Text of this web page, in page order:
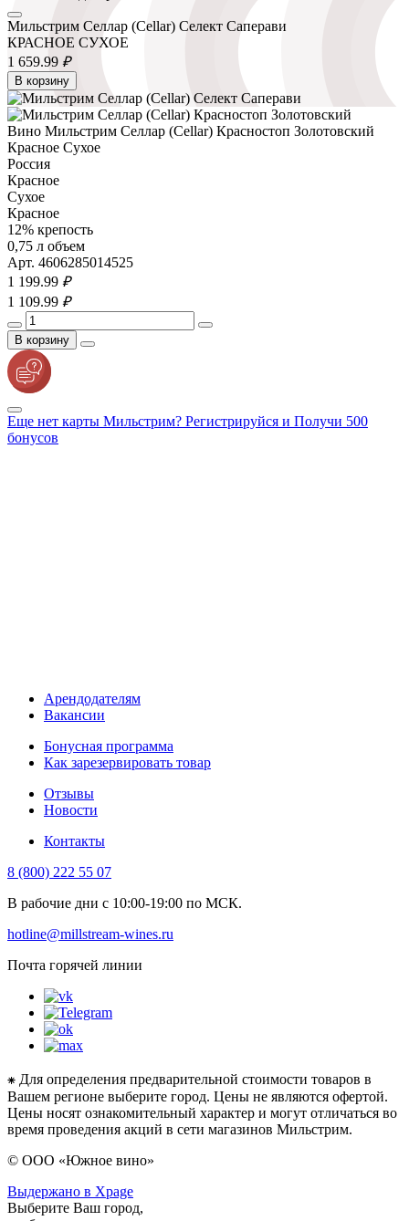
Мильстрим Селлар (Cellar) Селект Саперави
КРАСНОЕ СУХОЕ
1 659.99 ₽
В корзину
Вино Мильстрим Селлар (Cellar) Красностоп Золотовский
Красное Сухое
Россия
Красное
Сухое
Красное
12% крепость
0,75 л объем
Арт. 4606285014525
1 199.99 ₽
1 109.99 ₽
В корзину
Еще нет карты Мильстрим? Регистрируйся и Получи 500
бонусов
Арендодателям
Вакансии
Бонусная программа
Как зарезервировать товар
Отзывы
Новости
Контакты
8 (800) 222 55 07
В рабочие дни с 10:00-19:00 по МСК.
hotline@millstream-wines.ru
Почта горячей линии
⁕ Для определения предварительной стоимости товаров в
Вашем регионе выберите город. Цены не являются офертой.
Цены носят ознакомительный характер и могут отличаться во
время проведения акций в сети магазинов Мильстрим.
© ООО «Южное вино»
Выдержано в Xpage
Выберите Ваш город,